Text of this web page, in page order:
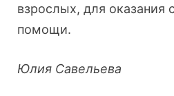
взрослых, для оказания
помощи.
Юлия Савельева